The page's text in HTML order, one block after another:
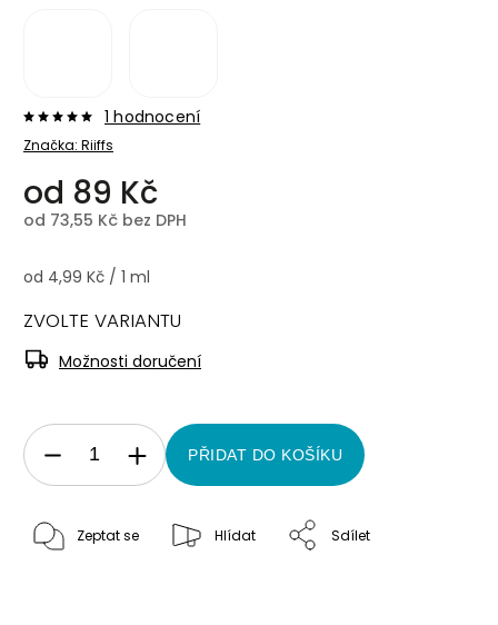
Značka: Riiffs
1 hodnocení
od 89 Kč
od 73,55 Kč bez DPH
od 4,99 Kč / 1 ml
ZVOLTE VARIANTU
Možnosti doručení
PŘIDAT DO KOŠÍKU
Zeptat se Hlídat Sdílet